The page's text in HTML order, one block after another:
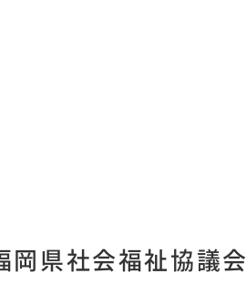
岡県社会福祉協議会